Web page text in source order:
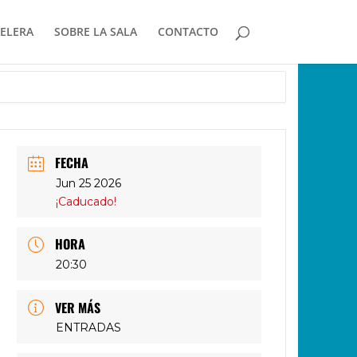
SOBRE LA SALA CONTACTO
FECHA
Jun 25 2026
¡Caducado!
HORA
20:30
VER MÁS
ENTRADAS